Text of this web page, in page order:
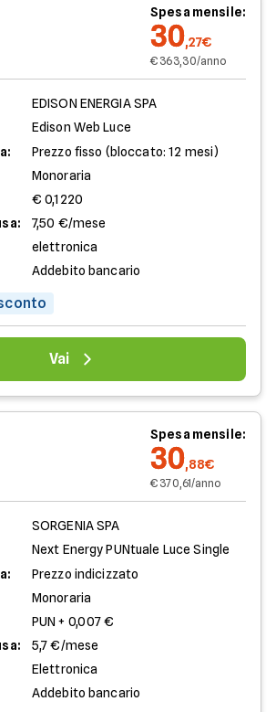
Spesa mensile:
30,27€
€ 363,30/anno
EDISON ENERGIA SPA
Edison Web Luce
Prezzo fisso (bloccato: 12 mesi)
Monoraria
€ 0,1220
7,50 €/mese
elettronica
Addebito bancario
Vai
Spesa mensile:
30,88€
€ 370,61/anno
SORGENIA SPA
Next Energy PUNtuale Luce Single
Prezzo indicizzato
Monoraria
PUN + 0,007 €
5,7 €/mese
Elettronica
Addebito bancario